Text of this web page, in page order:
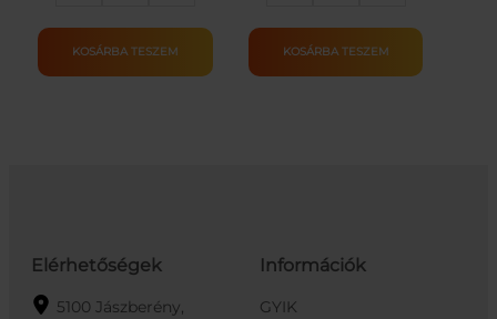
CSIPKEB.
HIB.20X2.5G
KOSÁRBA TESZEM
TEA
CITROMMAL
KOSÁRBA TESZEM
Elérhetőségek
5100 Jászberény,
Információk
GYIK